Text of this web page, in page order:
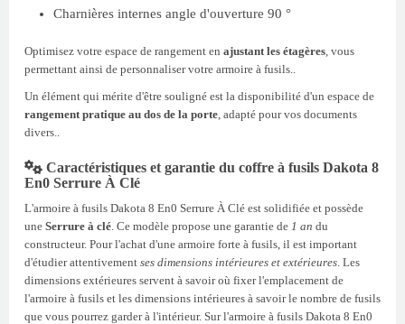
Charnières internes angle d'ouverture 90 °
Optimisez votre espace de rangement en ajustant les étagères , vous
permettant ainsi de personnaliser votre armoire à fusils..
Un élément qui mérite d'être souligné est la disponibilité d'un espace de
rangement pratique au dos de la porte , adapté pour vos documents
divers..
Caractéristiques et garantie du coffre à fusils Dakota 8
En0 Serrure À Clé
L'armoire à fusils Dakota 8 En0 Serrure À Clé est solidifiée et possède
une Serrure à clé . Ce modèle propose une garantie de 1 an du
constructeur. Pour l'achat d'une armoire forte à fusils, il est important
d'étudier attentivement ses dimensions intérieures et extérieures . Les
dimensions extérieures servent à savoir où fixer l'emplacement de
l'armoire à fusils et les dimensions intérieures à savoir le nombre de fusils
que vous pourrez garder à l'intérieur. Sur l'armoire à fusils Dakota 8 En0